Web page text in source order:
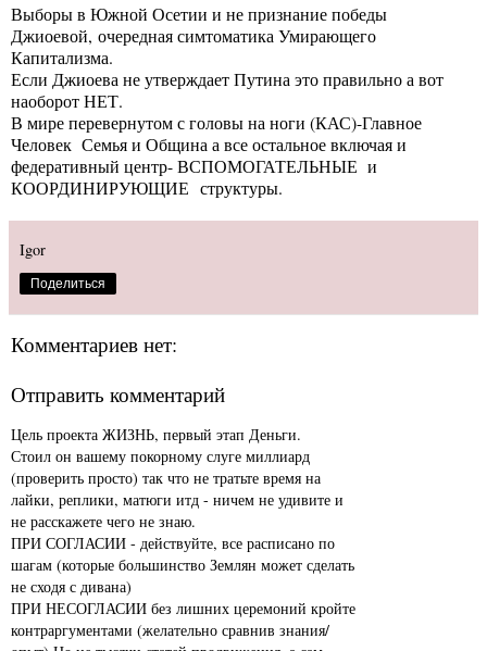
Выборы в Южной Осетии и не признание победы
Джиоевой, очередная симтоматика Умирающего
Капитализма.
Если Джиоева не утверждает Путина это правильно а вот
наоборот НЕТ.
В мире перевернутом с головы на ноги (КАС)-Главное
Человек Семья и Община а все остальное включая и
федеративный центр- ВСПОМОГАТЕЛЬНЫЕ и
КООРДИНИРУЮЩИЕ структуры.
Igor
Поделиться
Комментариев нет:
Отправить комментарий
Цель проекта ЖИЗНЬ, первый этап Деньги.
Стоил он вашему покорному слуге миллиард
(проверить просто) так что не тратьте время на
лайки, реплики, матюги итд - ничем не удивите и
не расскажете чего не знаю.
ПРИ СОГЛАСИИ - действуйте, все расписано по
шагам (которые большинство Землян может сделать
не сходя с дивана)
ПРИ НЕСОГЛАСИИ без лишних церемоний кройте
контраргументами (желательно сравнив знания/